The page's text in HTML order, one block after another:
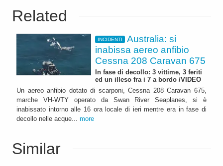
Related
INCIDENTI
Australia: si
inabissa aereo anfibio
Cessna 208 Caravan 675
In fase di decollo: 3 vittime, 3 feriti
ed un illeso fra i 7 a bordo /VIDEO
Un aereo anfibio dotato di scarponi, Cessna 208 Caravan 675,
marche VH-WTY operato da Swan River Seaplanes, si è
inabissato intorno alle 16 ora locale di ieri mentre era in fase di
decollo nelle acque... more
Similar